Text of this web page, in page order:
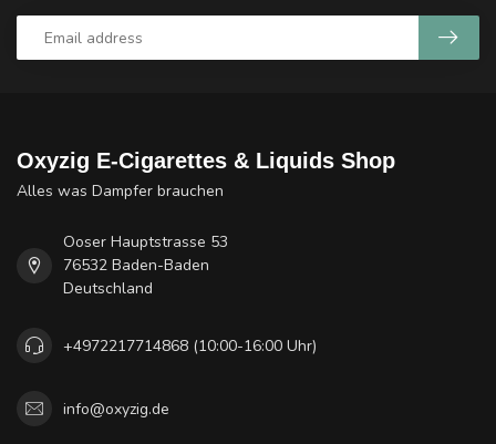
Oxyzig E-Cigarettes & Liquids Shop
Alles was Dampfer brauchen
Ooser Hauptstrasse 53
76532 Baden-Baden
Deutschland
+4972217714868 (10:00-16:00 Uhr)
info@oxyzig.de